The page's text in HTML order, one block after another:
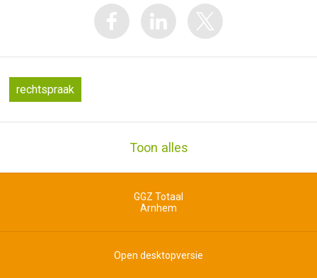
rechtspraak
Toon alles
GGZ Totaal
Arnhem
Open desktopversie